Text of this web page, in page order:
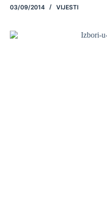
03/09/2014 VIJESTI